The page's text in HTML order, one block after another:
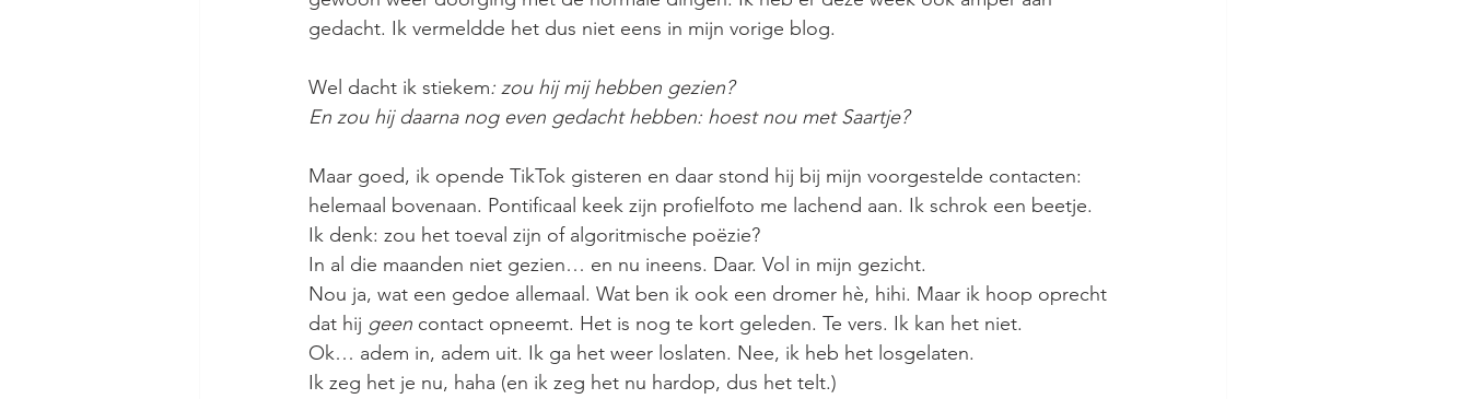
gedacht. Ik vermeldde het dus niet eens in mijn vorige blog.
Wel dacht ik stiekem: zou hij mij hebben gezien?
En zou hij daarna nog even gedacht hebben: hoest nou met Saartje?
Maar goed, ik opende TikTok gisteren en daar stond hij bij mijn voorgestelde contacten:
helemaal bovenaan. Pontificaal keek zijn profielfoto me lachend aan. Ik schrok een beetje.
Ik denk: zou het toeval zijn of algoritmische poëzie?
In al die maanden niet gezien… en nu ineens. Daar. Vol in mijn gezicht.
Nou ja, wat een gedoe allemaal. Wat ben ik ook een dromer hè, hihi. Maar ik hoop oprecht
dat hij geen contact opneemt. Het is nog te kort geleden. Te vers. Ik kan het niet.
Ok… adem in, adem uit. Ik ga het weer loslaten. Nee, ik heb het losgelaten.
Ik zeg het je nu, haha (en ik zeg het nu hardop, dus het telt.)